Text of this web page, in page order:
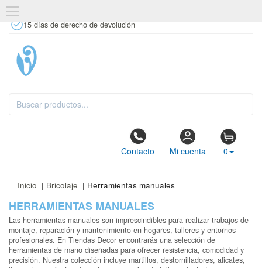
15 días de derecho de devolución
Contacto Mi cuenta 0
Inicio | Bricolaje | Herramientas manuales
HERRAMIENTAS MANUALES
Las herramientas manuales son imprescindibles para realizar trabajos de
montaje, reparación y mantenimiento en hogares, talleres y entornos
profesionales. En Tiendas Decor encontrarás una selección de
herramientas de mano diseñadas para ofrecer resistencia, comodidad y
precisión. Nuestra colección incluye martillos, destornilladores, alicates,